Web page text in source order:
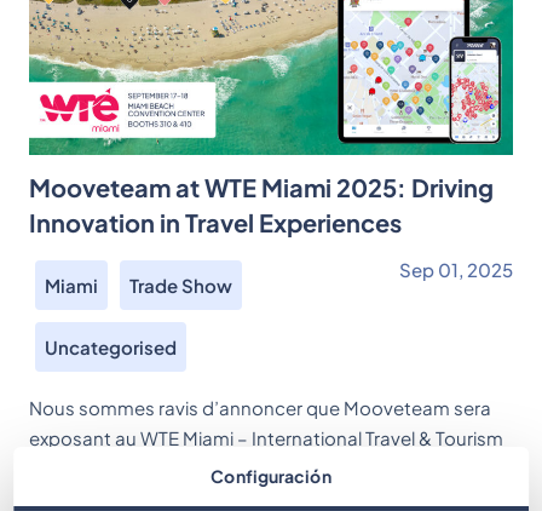
Mooveteam at WTE Miami 2025: Driving
Innovation in Travel Experiences
Miami Trade Show
Uncategorised
Sep 01, 2025
Nous sommes ravis d’annoncer que Mooveteam sera
exposant au WTE Miami – International Travel & Tourism
Expo, qui se tiendra les 17 et 18 septembre 2025 au
Configuración